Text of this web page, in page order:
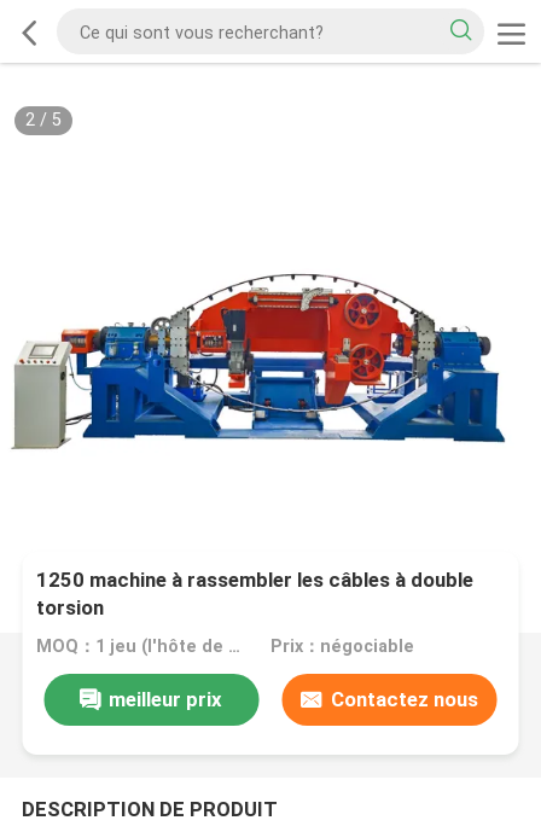
2/ 5
1250 machine à rassembler les câbles à double
torsion
MOQ：1 jeu (l'hôte de mise en filetage peut être commandé séparément) Prix：négociable
meilleur prix Contactez nous
DESCRIPTION DE PRODUIT